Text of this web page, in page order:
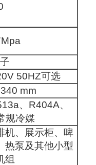
50HZ可选
mm
、R404A、
规冷媒
机、展示柜、啤
热泵及其他小型
组